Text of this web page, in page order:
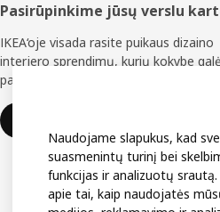
Pasirūpinkime jūsų verslu
IKEA‘oje visada rasite puikaus dizaino
interjero sprendimų, kurių kokybe
pasitikėti ilgus metus.
Naudojame slapukus, kad
suasmenintų turinį bei
funkcijas ir analizuotų
apie tai, kaip naudojatės